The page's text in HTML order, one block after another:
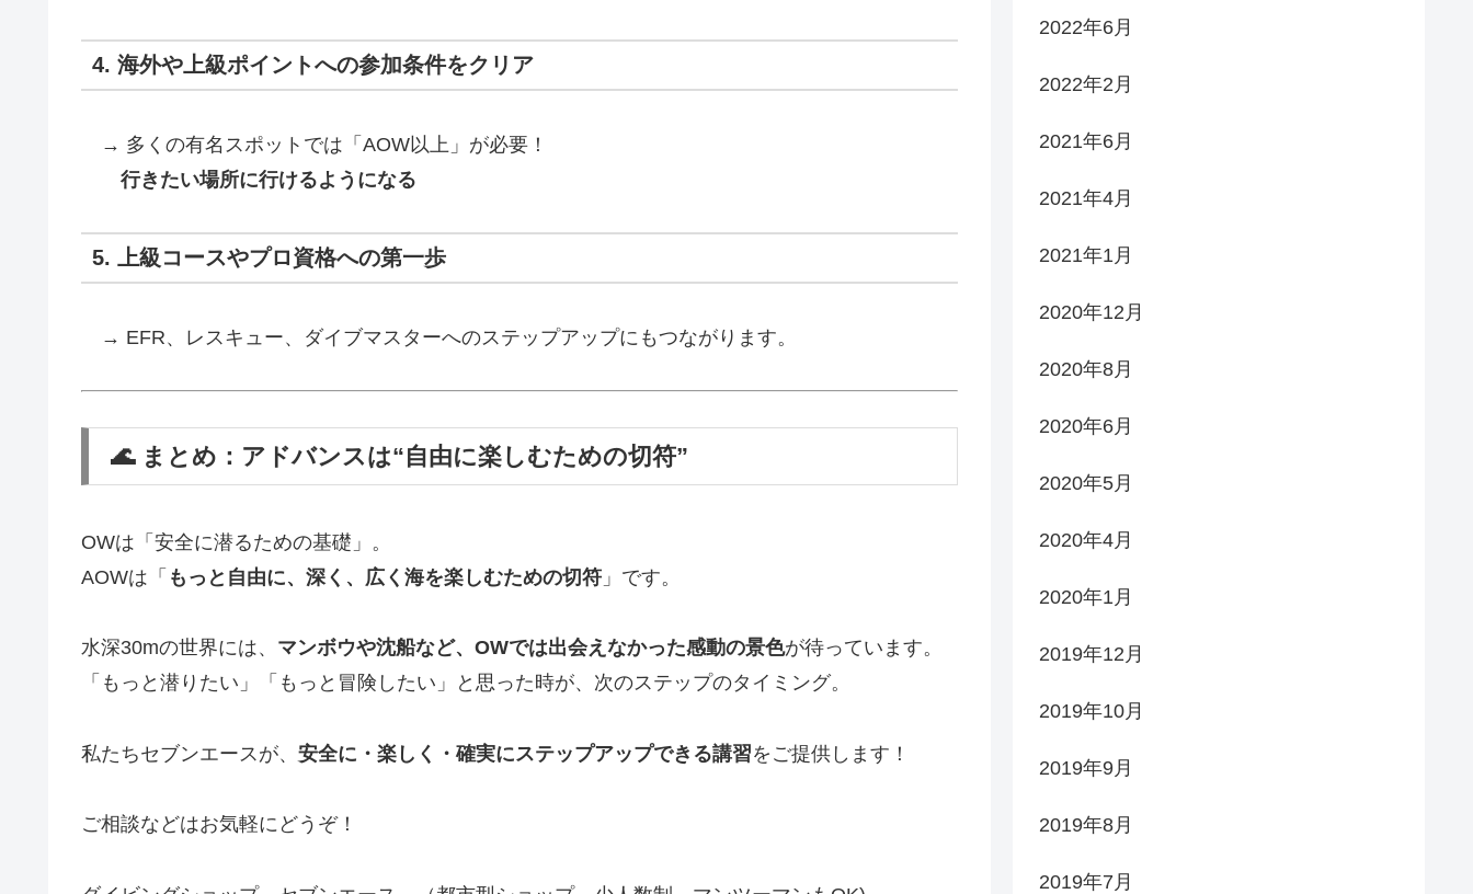
4. 海外や上級ポイントへの参加条件をクリア
→ 多くの有名スポットでは「AOW以上」が必要！
行きたい場所に行けるようになる
5. 上級コースやプロ資格への第一歩
→ EFR、レスキュー、ダイブマスターへのステップアップにもつながります。
🌊 まとめ：アドバンスは“自由に楽しむための切符”
OWは「安全に潜るための基礎」。
AOWは「 もっと自由に、深く、広く海を楽しむための切符 」です。
水深30mの世界には、 マンボウや沈船など、OWでは出会えなかった感動の景色が待っています。
「もっと潜りたい」「もっと冒険したい」と思った時が、次のステップのタイミング。
私たちセブンエースが、 安全に・楽しく・確実にステップアップできる講習をご提供します！
ご相談などはお気軽にどうぞ！
2022年6月
2022年2月
2021年6月
2021年4月
2021年1月
2020年12月
2020年8月
2020年6月
2020年5月
2020年4月
2020年1月
2019年12月
2019年10月
2019年9月
2019年8月
2019年7月